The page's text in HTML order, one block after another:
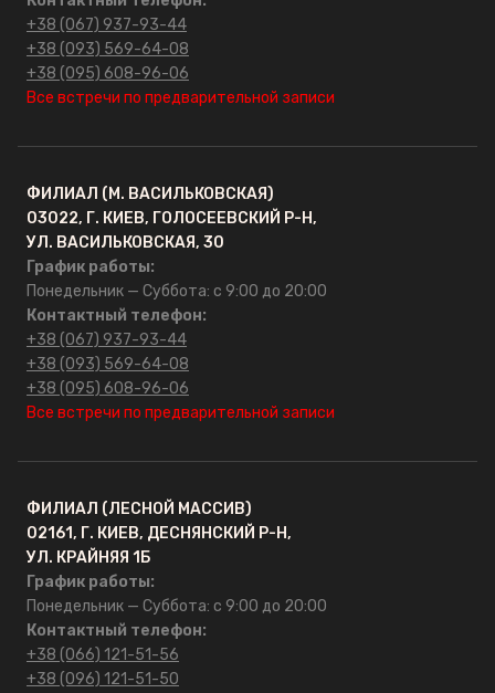
+38 (067) 937-93-44
+38 (093) 569-64-08
+38 (095) 608-96-06
Все встречи по предварительной записи
ФИЛИАЛ (М. ВАСИЛЬКОВСКАЯ)
03022, Г. КИЕВ, ГОЛОСЕЕВСКИЙ Р-Н,
УЛ. ВАСИЛЬКОВСКАЯ, 30
График работы:
Понедельник — Суббота: с 9:00 до 20:00
Контактный телефон:
+38 (067) 937-93-44
+38 (093) 569-64-08
+38 (095) 608-96-06
Все встречи по предварительной записи
ФИЛИАЛ (ЛЕСНОЙ МАССИВ)
02161, Г. КИЕВ, ДЕСНЯНСКИЙ Р-Н,
УЛ. КРАЙНЯЯ 1Б
График работы:
Понедельник — Суббота: с 9:00 до 20:00
Контактный телефон:
+38 (066) 121-51-56
+38 (096) 121-51-50